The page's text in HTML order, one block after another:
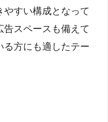
すい構成となって
告スペースも備えて
る方にも適したテー